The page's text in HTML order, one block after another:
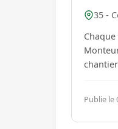
35 -
Chaque
Publie le